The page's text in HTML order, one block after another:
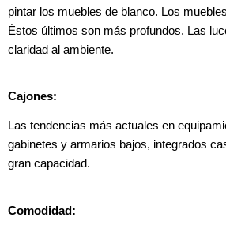
pintar los muebles de blanco. Los
Éstos últimos son más profundos. Las
claridad al ambiente.
Cajones:
Las tendencias más actuales en
gabinetes y armarios bajos, integrados
gran capacidad.
Comodidad: